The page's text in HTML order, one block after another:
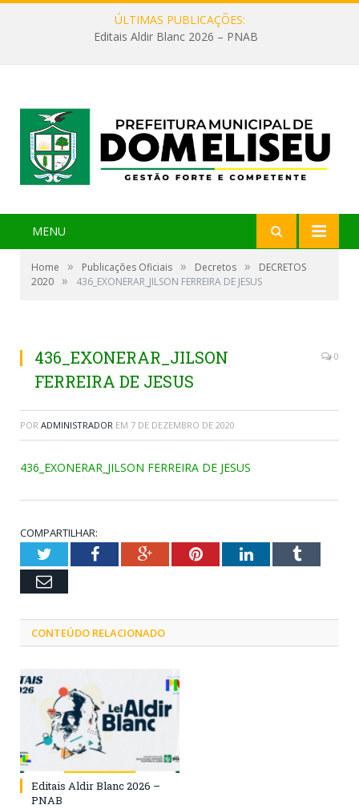
ÚLTIMAS PUBLICAÇÕES:
Editais Aldir Blanc 2026 – PNAB
MENU
Home » Publicações Oficiais » Decretos »
DECRETOS
2020 » 436_EXONERAR_JILSON FERREIRA DE JESUS
436_EXONERAR_JILSON
FERREIRA DE JESUS
0
POR ADMINISTRADOR EM 7 DE DEZEMBRO DE 2020
436_EXONERAR_JILSON FERREIRA DE JESUS
COMPARTILHAR:
TwitterFacebookGoogle+PinterestLinkedInTumblr
Email
CONTEÚDO RELACIONADO
Editais Aldir Blanc 2026 –
PNAB